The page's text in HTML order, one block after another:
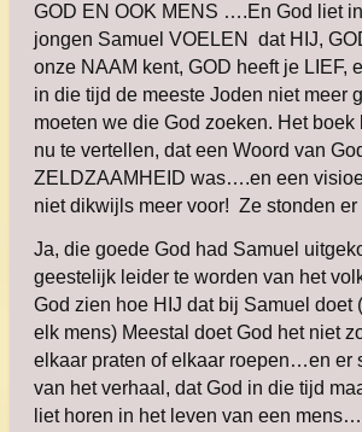
GOD EN OOK MENS ….En God liet
jongen Samuel VOELEN dat HIJ,
onze NAAM kent, GOD heeft je LIEF,
in die tijd de meeste Joden niet meer
moeten we die God zoeken. Het boek
nu te vertellen, dat een Woord van
ZELDZAAMHEID was….en een
niet dikwijls meer voor! Ze stonden
Ja, die goede God had Samuel
geestelijk leider te worden van het
God zien hoe HIJ dat bij Samuel doet
elk mens) Meestal doet God het niet
elkaar praten of elkaar roepen…en er
van het verhaal, dat God in die tijd
liet horen in het leven van een